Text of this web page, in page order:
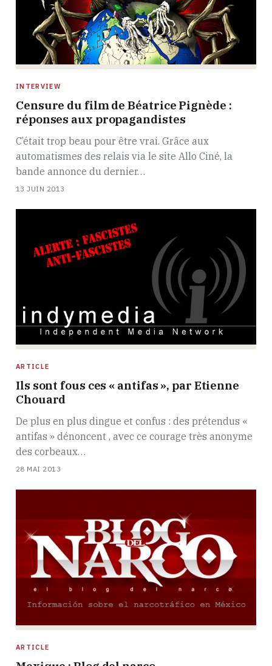
INTERVIEW
Censure du film de Béatrice Pignède :
réponses aux propagandistes
C’était trop beau pour être vrai. Grâce aux
automatismes des relais via le site Allo Ciné, la
bande annonce du dernier…
13 JUIN 2013
ARTICLE
Ils sont fous ces « antifas », par Etienne
Chouard
De plus en plus dingue et confus : des prétendus «
antifas » dénoncent , avec ce courage très anonyme
des corbeaux…
28 MAI 2013
ARTICLE